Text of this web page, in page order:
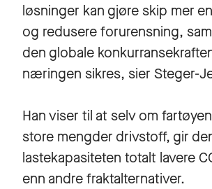
løsninger kan gjøre skip mer
og redusere forurensning,
den globale
næringen sikres, sier Steger-
Han viser til at selv om
store mengder drivstoff, gir
lastekapasiteten totalt lavere
enn andre fraktalternativer.